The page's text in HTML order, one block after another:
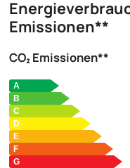
Emissionen**
CO₂ Emissionen**